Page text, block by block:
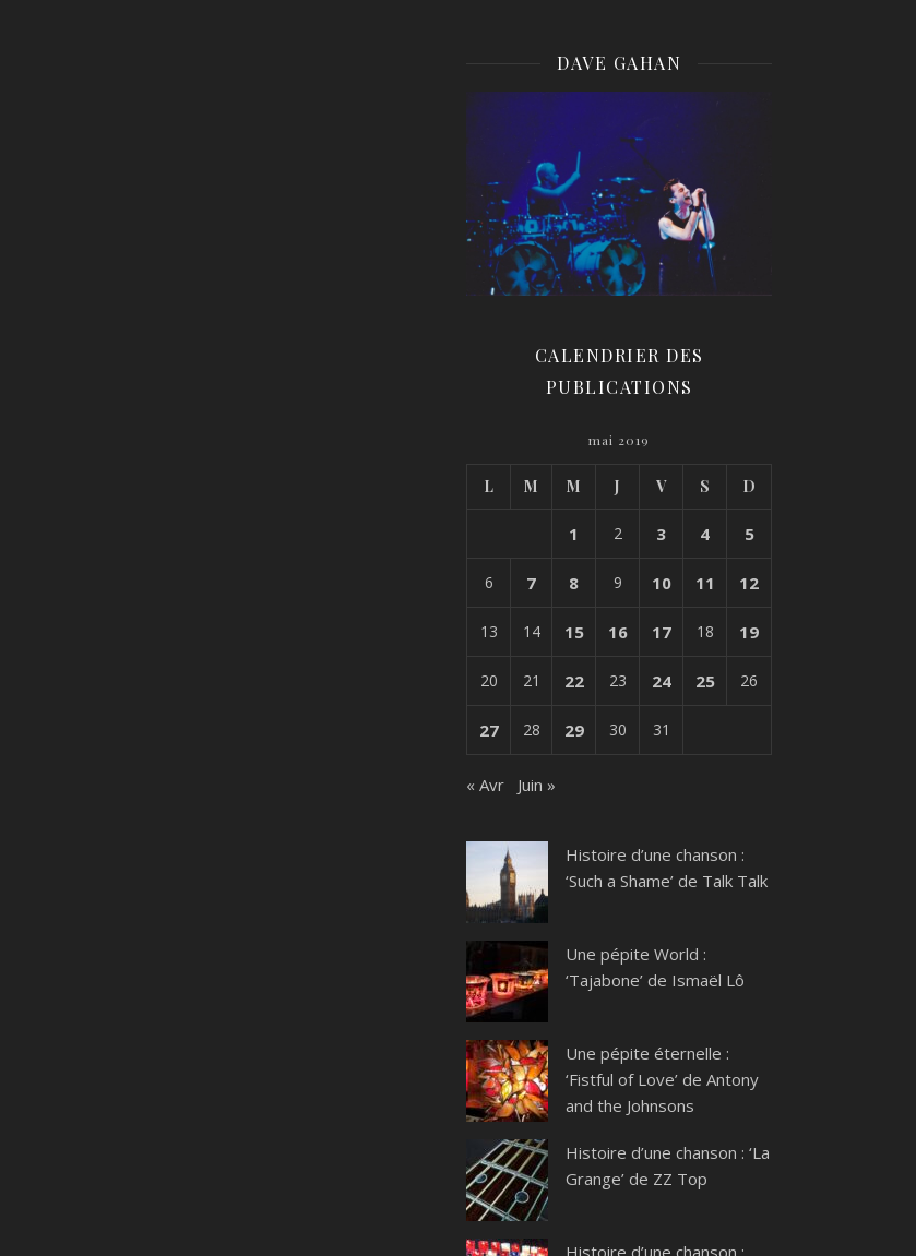
DAVE GAHAN
CALENDRIER DES
PUBLICATIONS
mai 2019
L M M J V S D
1 2 3 4 5
6 7 8 9 10 11 12
13 14 15 16 17 18 19
20 21 22 23 24 25 26
27 28 29 30 31
« Avr Juin »
Histoire d’une chanson :
‘Such a Shame’ de Talk Talk
Une pépite World :
‘Tajabone’ de Ismaël Lô
Une pépite éternelle :
‘Fistful of Love’ de Antony
and the Johnsons
Histoire d’une chanson : ‘La
Grange’ de ZZ Top